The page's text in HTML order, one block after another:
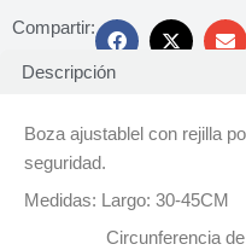
Compartir:
Descripción
Boza ajustablel con rejilla
seguridad.
Medidas:
Largo: 30-45CM
Circunferencia de la